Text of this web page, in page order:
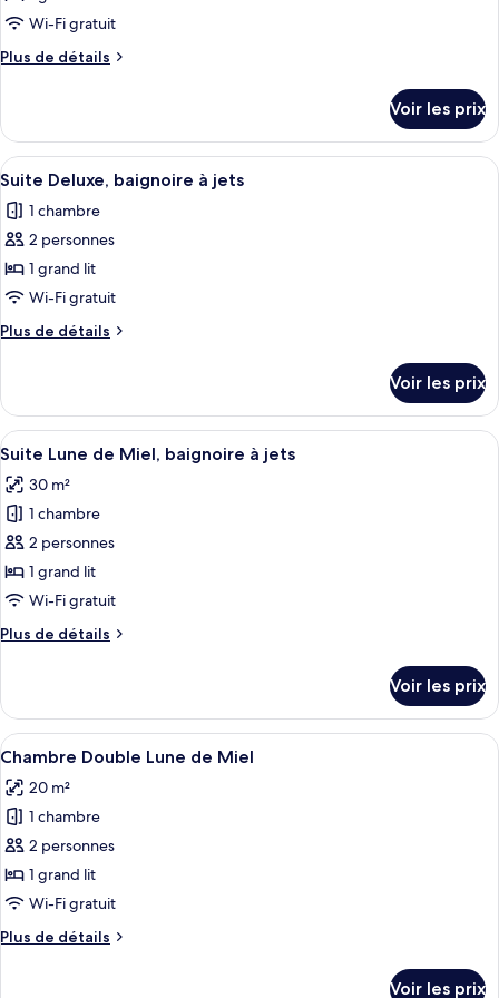
type
chambre :
Wi-Fi gratuit
Plus de détails
Plus
le
type
de
Suite
Junior
Voir les prix
Afficher
toutes
les
photos
pour
ce
type
de
Suite
Deluxe,
baignoire
à
jets
Suite Deluxe, baignoire à jets |
4
Suite Deluxe, baignoire à jets
1 chambre
2 personnes
1 grand lit
Wi-Fi gratuit
Plus de détails
Plus
le
type
de
Suite
Deluxe,
à
jets
Voir les prix
Afficher
toutes
les
photos
pour
ce
type
chambre :
de
Miel,
baignoire
à
jets
Une piscine sur le toit offrant une
9
Suite Lune de Miel, baignoire à jets
30 m²
1 chambre
2 personnes
1 grand lit
Wi-Fi gratuit
Plus de détails
Plus
le
type
de
Suite
Lune
Miel,
baignoire
jets
Voir les prix
Afficher
toutes
les
photos
pour
ce
type
chambre :
Un balcon avec vue sur la mer, une
5
Chambre Double Lune de Miel
20 m²
1 chambre
2 personnes
1 grand lit
Wi-Fi gratuit
Plus de détails
Plus
Voir les prix